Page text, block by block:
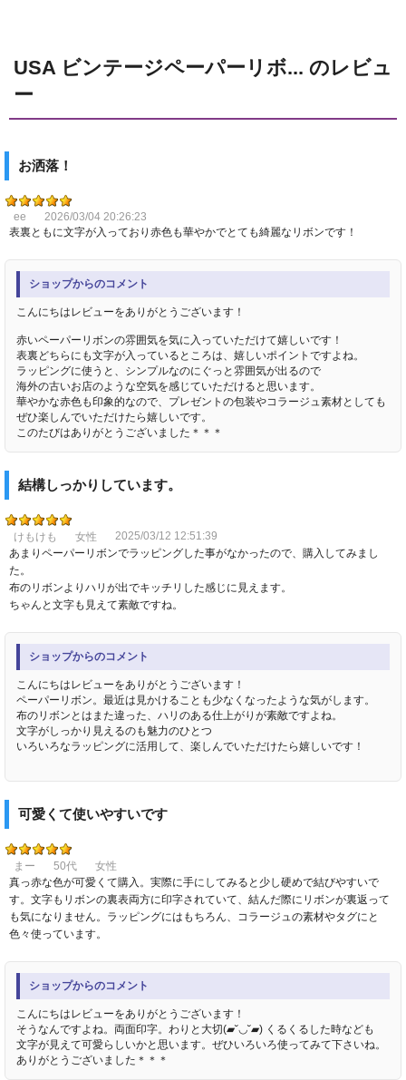
USA ビンテージペーパーリボ... のレビュ
ー
お洒落！
ee
2026/03/04 20:26:23
表裏ともに文字が入っており赤色も華やかでとても綺麗なリボンです！
ショップからのコメント
こんにちはレビューをありがとうございます！
赤いペーパーリボンの雰囲気を気に入っていただけて嬉しいです！
表裏どちらにも文字が入っているところは、嬉しいポイントですよね。
ラッピングに使うと、シンプルなのにぐっと雰囲気が出るので
海外の古いお店のような空気を感じていただけると思います。
華やかな赤色も印象的なので、プレゼントの包装やコラージュ素材としても
ぜひ楽しんでいただけたら嬉しいです。
このたびはありがとうございました＊＊＊
結構しっかりしています。
けもけも 女性
2025/03/12 12:51:39
あまりペーパーリボンでラッピングした事がなかったので、購入してみまし
た。
布のリボンよりハリが出でキッチリした感じに見えます。
ちゃんと文字も見えて素敵ですね。
ショップからのコメント
こんにちはレビューをありがとうございます！
ペーパーリボン。最近は見かけることも少なくなったような気がします。
布のリボンとはまた違った、ハリのある仕上がりが素敵ですよね。
文字がしっかり見えるのも魅力のひとつ
いろいろなラッピングに活用して、楽しんでいただけたら嬉しいです！
可愛くて使いやすいです
まー 50代
女性
真っ赤な色が可愛くて購入。実際に手にしてみると少し硬めで結びやすいで
す。文字もリボンの裏表両方に印字されていて、結んだ際にリボンが裏返って
も気になりません。ラッピングにはもちろん、コラージュの素材やタグにと
色々使っています。
ショップからのコメント
こんにちはレビューをありがとうございます！
そうなんですよね。両面印字。わりと大切(▰˘◡˘▰) くるくるした時なども
文字が見えて可愛らしいかと思います。ぜひいろいろ使ってみて下さいね。
ありがとうございました＊＊＊